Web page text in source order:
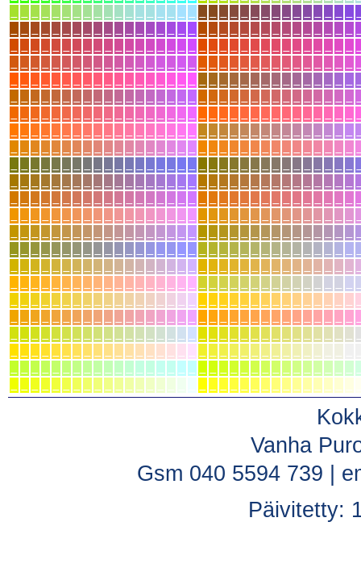
Vanha
Gsm 040 5594 739 |
Päivitetty: